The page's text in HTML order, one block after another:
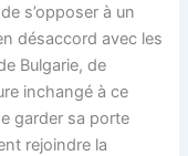
s’opposer à un
désaccord avec les
Bulgarie, de
inchangé à ce
garder sa porte
rejoindre la